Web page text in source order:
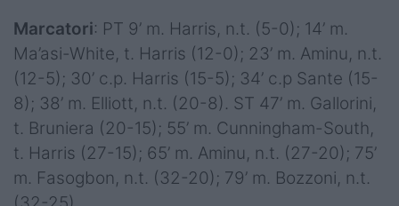
Marcatori: PT 9’ m. Harris, n.t. (5-0); 14’ m.
Ma’asi-White, t. Harris (12-0); 23’ m. Aminu, n.t.
(12-5); 30’ c.p. Harris (15-5); 34’ c.p Sante (15-
8); 38’ m. Elliott, n.t. (20-8). ST 47’ m. Gallorini,
t. Bruniera (20-15); 55’ m. Cunningham-South,
t. Harris (27-15); 65’ m. Aminu, n.t. (27-20); 75’
m. Fasogbon, n.t. (32-20); 79’ m. Bozzoni, n.t.